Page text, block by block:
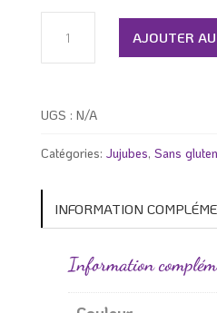
quantité
Jujubes
AJOUTER
UGS : N/A
Catégories: Jujubes, Sans gluten
INFORMATION
Information